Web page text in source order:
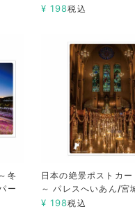
¥ 198税込
冬
ー
日本の絶景ポストカ
～ パレスへいあん/宮
¥ 198税込